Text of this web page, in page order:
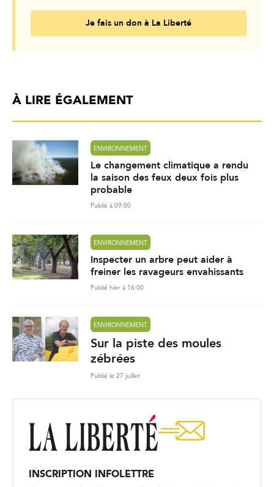
Je fais un don à La Liberté
À LIRE ÉGALEMENT
ENVIRONNEMENT
Le changement climatique a rendu
la saison des feux deux fois plus
probable
Publié à 09:00
ENVIRONNEMENT
Inspecter un arbre peut aider à
freiner les ravageurs envahissants
Publié hier à 16:00
ENVIRONNEMENT
Sur la piste des moules
zébrées
Publié le 27 juillet
INSCRIPTION INFOLETTRE